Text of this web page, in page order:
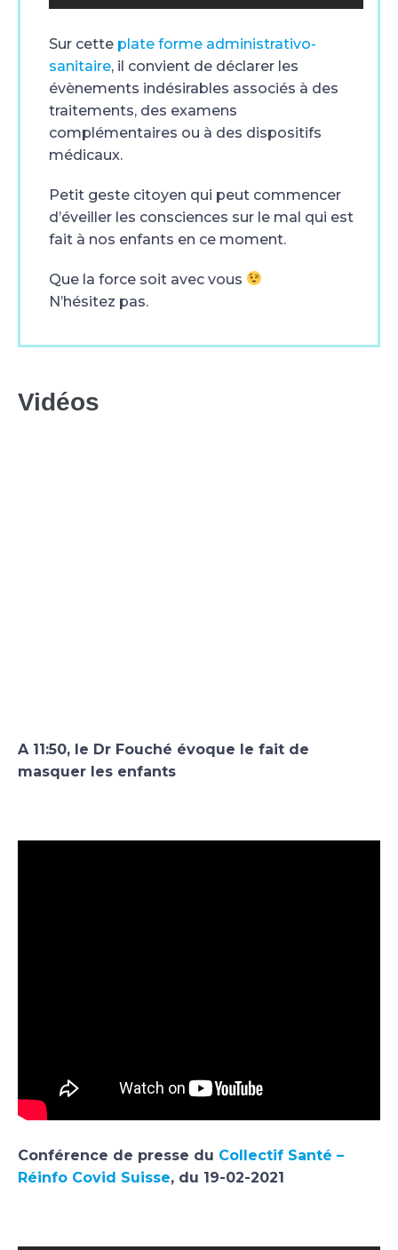
Sur cette plate forme administrativo-
sanitaire, il convient de déclarer les
évènements indésirables associés à des
traitements, des examens
complémentaires ou à des dispositifs
médicaux.
Petit geste citoyen qui peut commencer
d’éveiller les consciences sur le mal qui est
fait à nos enfants en ce moment.
Que la force soit avec vous
N’hésitez pas.
Vidéos
A 11:50, le Dr Fouché évoque le fait de
masquer les enfants
Conférence de presse du Collectif Santé –
Réinfo Covid Suisse, du 19-02-2021